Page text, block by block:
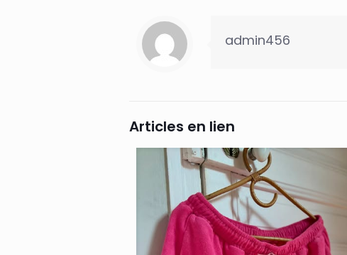
admin456
Articles en lien